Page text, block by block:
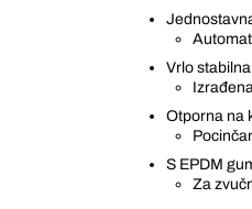
Vrlo stabilna
Otporna na
S EPDM
Za